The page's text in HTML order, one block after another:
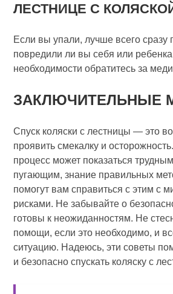
ЛЕСТНИЦЕ С
Если вы упали, лучше всего сразу
повредили ли вы себя или
необходимости обратитесь за
ЗАКЛЮЧИТЕЛЬНЫЕ
Спуск коляски с лестницы — это
проявить смекалку и
процесс может показаться
пугающим, знание правильных
помогут вам справиться с этим с
рисками. Не забывайте о
готовы к неожиданностям. Не
помощи, если это необходимо, и
ситуацию. Надеюсь, эти советы
и безопасно спускать коляску с